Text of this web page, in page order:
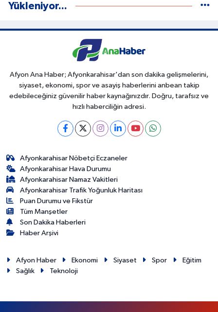
Yükleniyor...
Afyon Ana Haber; Afyonkarahisar'dan son dakika gelişmelerini,
siyaset, ekonomi, spor ve asayiş haberlerini anbean takip
edebileceğiniz güvenilir haber kaynağınızdır. Doğru, tarafsız ve
hızlı haberciliğin adresi.
Afyonkarahisar Nöbetçi Eczaneler
Afyonkarahisar Hava Durumu
Afyonkarahisar Namaz Vakitleri
Afyonkarahisar Trafik Yoğunluk Haritası
Puan Durumu ve Fikstür
Tüm Manşetler
Son Dakika Haberleri
Haber Arşivi
Afyon Haber Ekonomi Siyaset Spor
Eğitim
Sağlık
Teknoloji